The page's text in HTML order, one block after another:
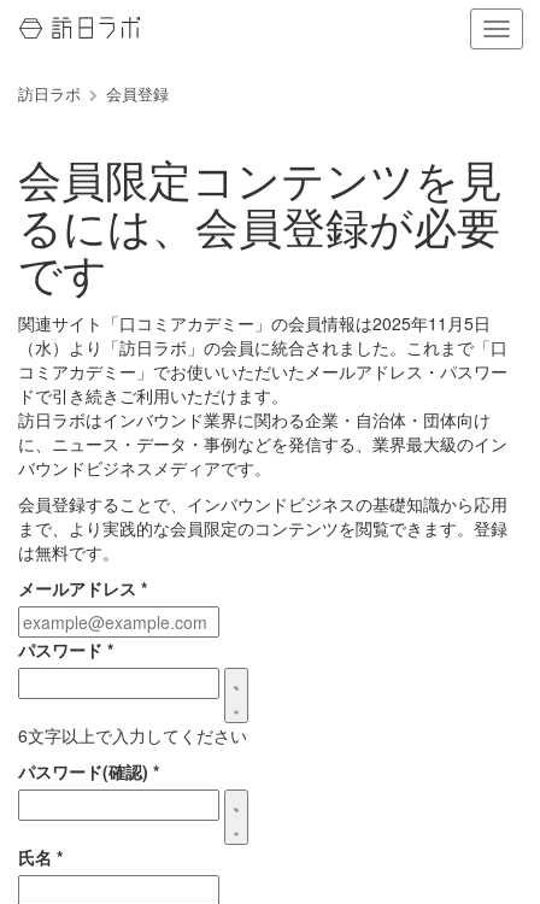
ナ
ビ
の
表
替
え
訪日ラボ 会員登録
会員限定コンテンツを見
るには、会員登録が必要
です
関連サイト「口コミアカデミー」の会員情報は2025年11月5日
（水）より「訪日ラボ」の会員に統合されました。これまで「口
コミアカデミー」でお使いいただいたメールアドレス・パスワー
ドで引き続きご利用いただけます。
訪日ラボはインバウンド業界に関わる企業・自治体・団体向け
に、ニュース・データ・事例などを発信する、業界最大級のイン
バウンドビジネスメディアです。
会員登録することで、インバウンドビジネスの基礎知識から応用
まで、より実践的な会員限定のコンテンツを閲覧できます。登録
は無料です。
メールアドレス *
パスワード *
6文字以上で入力してください
パスワード(確認) *
氏名 *